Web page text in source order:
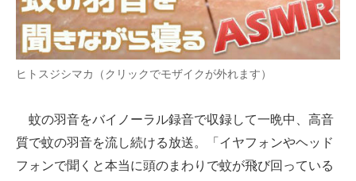
経営リーダーのコミュニティ
マーケ×ITの今がよく分かる
企業向けIT製品の総合サイト
IT製品の技術・比較・事例
ヒトスジシマカ（クリックでモザイクが外れます）
蚊の羽音をバイノーラル録音で収録して一晩中、高音
質で蚊の羽音を流し続ける放送。「イヤフォンやヘッド
フォンで聞くと本当に頭のまわりで蚊が飛び回っている